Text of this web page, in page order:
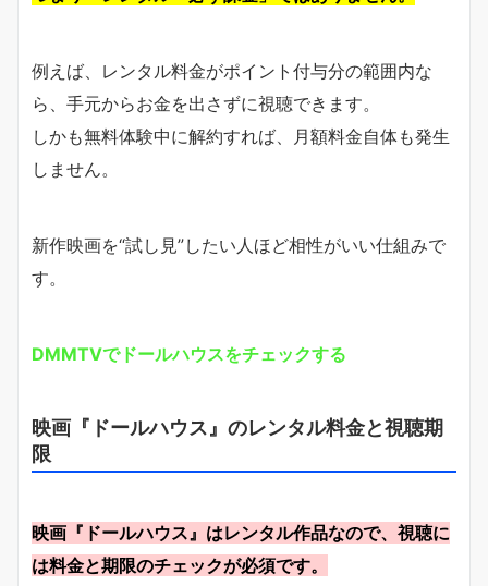
例えば、レンタル料金がポイント付与分の範囲内な
ら、手元からお金を出さずに視聴できます。
しかも無料体験中に解約すれば、月額料金自体も発生
しません。
新作映画を“試し見”したい人ほど相性がいい仕組みで
す。
DMMTVでドールハウスをチェックする
映画『ドールハウス』のレンタル料金と視聴期
限
映画『ドールハウス』はレンタル作品なので、視聴に
は料金と期限のチェックが必須です。